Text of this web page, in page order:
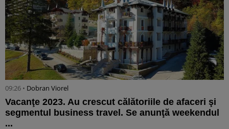
09:26 • Dobran Viorel
Vacanţe 2023. Au crescut călătoriile de afaceri şi
segmentul business travel. Se anunţă weekendul
...